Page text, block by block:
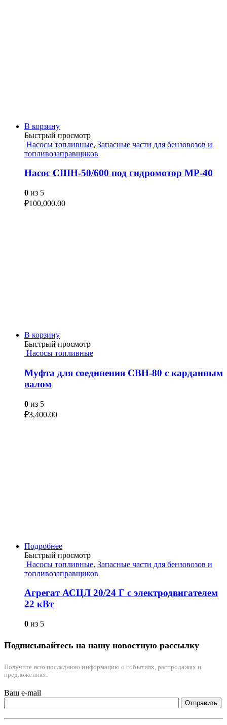
В корзину
Быстрый просмотр
Насосы топливные, Запасные части для бензовозов и
топливозаправщиков
Насос СШН-50/600 под гидромотор МР-40
0 из 5
₽100,000.00
В корзину
Быстрый просмотр
Насосы топливные
Муфта для соединения СВН-80 с карданным
валом
0 из 5
₽3,400.00
Подробнее
Быстрый просмотр
Насосы топливные, Запасные части для бензовозов и
топливозаправщиков
Агрегат АСЦЛ 20/24 Г с электродвигателем
22 кВт
0 из 5
Подписывайтесь на нашу новостную рассылку
Получите всю последнюю информацию о событиях, распродажах и
предложениях.
Ваш e-mail